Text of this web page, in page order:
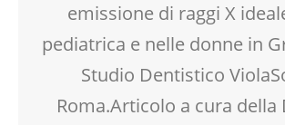
emissione di raggi X
pediatrica e nelle donne in
Studio Dentistico
Roma.Articolo a cura della